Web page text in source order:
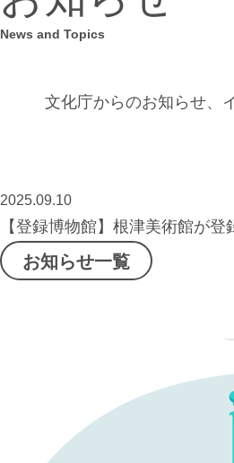
News and Topics
文化庁からのお知らせ、
2025.09.10
【登録博物館】根津美術館が登
お知らせ一覧